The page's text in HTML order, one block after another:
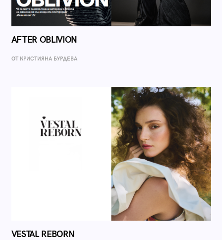
AFTER OBLIVION
ОТ КРИСТИЯНА БУРДЕВА
VESTAL REBORN